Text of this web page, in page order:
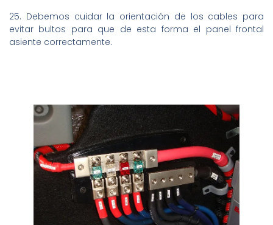
25. Debemos cuidar la orientación de los cables para
evitar bultos para que de esta forma el panel frontal
asiente correctamente.